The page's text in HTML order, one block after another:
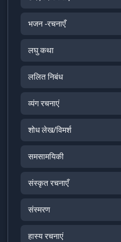
भजन -रचनाएँ
लघु कथा
ललित निबंध
व्यंग रचनाएं
शोध लेख/विमर्श
समसामयिकी
संस्कृत रचनाएँ
संस्मरण
हास्य रचनाएं